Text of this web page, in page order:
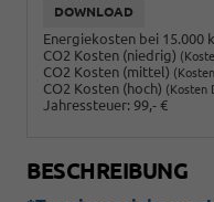
DOWNLOAD
Energiekosten bei 15.000
CO2 Kosten (niedrig)
CO2 Kosten (mittel)
CO2 Kosten (hoch) (Kosten
Jahressteuer: 99,- €
BESCHREIBUNG